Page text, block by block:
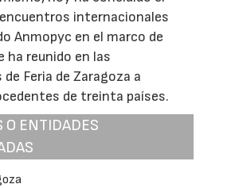
internacionales
Anmopyc en el marco de
ha reunido en las
Feria de Zaragoza a
de treinta países.
O ENTIDADES